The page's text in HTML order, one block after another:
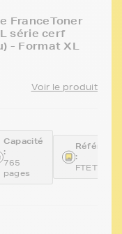
FranceToner
série cerf
- Format XL
Voir le produit
Capacité
:
765
pages
:
FTET1302